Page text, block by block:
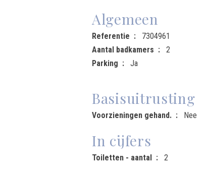
Algemeen
Referentie 7304961
Aantal badkamers
2
Parking
Ja
Basisuitrusting
Voorzieningen gehand. Nee
In cijfers
Toiletten - aantal 2